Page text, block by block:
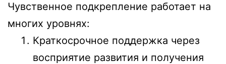
Чувственное подкрепление работает на
многих уровнях:
Краткосрочное поддержка через
восприятие развития и получения